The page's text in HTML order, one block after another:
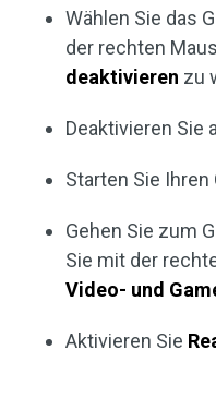
Wählen Sie das
der rechten
deaktivieren zu
Deaktivieren Sie
Starten Sie
Gehen Sie zum
Sie mit der
Video- und
Aktivieren Sie